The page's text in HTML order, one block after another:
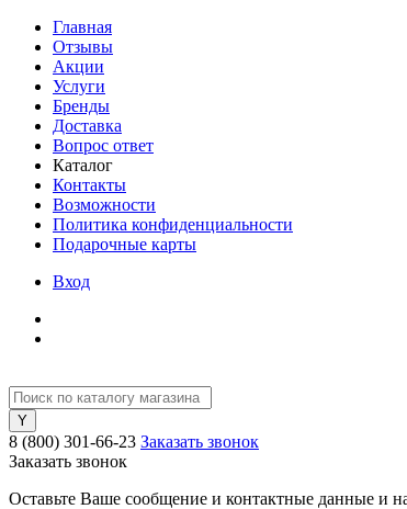
Главная
Отзывы
Акции
Услуги
Бренды
Доставка
Вопрос ответ
Каталог
Контакты
Возможности
Политика конфиденциальности
Подарочные карты
Вход
8 (800) 301-66-23 Заказать звонок
Заказать звонок
Оставьте Ваше сообщение и контактные данные и